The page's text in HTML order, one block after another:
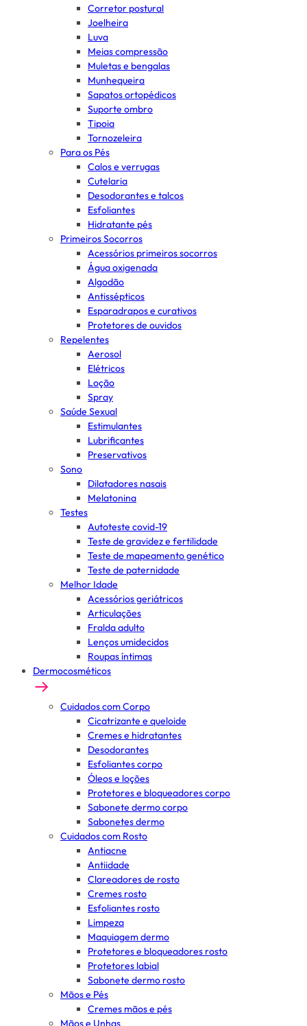
Corretor postural
Joelheira
Luva
Meias compressão
Muletas e bengalas
Munhequeira
Sapatos ortopédicos
Suporte ombro
Tipoia
Tornozeleira
Para os Pés
Calos e verrugas
Cutelaria
Desodorantes e talcos
Esfoliantes
Hidratante pés
Primeiros Socorros
Acessórios primeiros socorros
Água oxigenada
Algodão
Antissépticos
Esparadrapos e curativos
Protetores de ouvidos
Repelentes
Aerosol
Elétricos
Loção
Spray
Saúde Sexual
Estimulantes
Lubrificantes
Preservativos
Sono
Dilatadores nasais
Melatonina
Testes
Autoteste covid-19
Teste de gravidez e fertilidade
Teste de mapeamento genético
Teste de paternidade
Melhor Idade
Acessórios geriátricos
Articulações
Fralda adulto
Lenços umidecidos
Roupas íntimas
Dermocosméticos
Cuidados com Corpo
Cicatrizante e queloide
Cremes e hidratantes
Desodorantes
Esfoliantes corpo
Óleos e loções
Protetores e bloqueadores corpo
Sabonete dermo corpo
Sabonetes dermo
Cuidados com Rosto
Antiacne
Antiidade
Clareadores de rosto
Cremes rosto
Esfoliantes rosto
Limpeza
Maquiagem dermo
Protetores e bloqueadores rosto
Protetores labial
Sabonete dermo rosto
Mãos e Pés
Cremes mãos e pés
Mãos e Unhas